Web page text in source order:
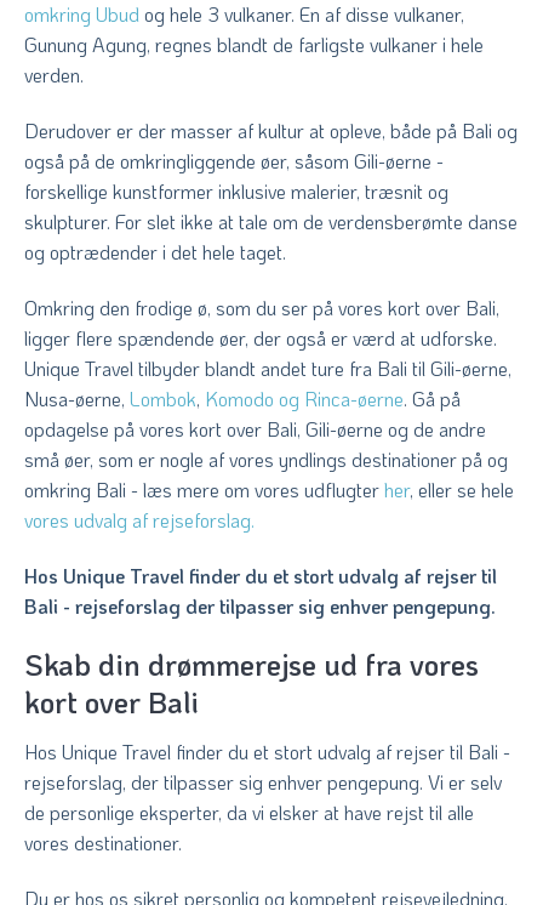
omkring Ubud og hele 3 vulkaner. En af disse vulkaner,
Gunung Agung, regnes blandt de farligste vulkaner i hele
verden.
Derudover er der masser af kultur at opleve, både på Bali og
også på de omkringliggende øer, såsom Gili-øerne -
forskellige kunstformer inklusive malerier, træsnit og
skulpturer. For slet ikke at tale om de verdensberømte danse
og optrædender i det hele taget.
Omkring den frodige ø, som du ser på vores kort over Bali,
ligger flere spændende øer, der også er værd at udforske.
Unique Travel tilbyder blandt andet ture fra Bali til Gili-øerne,
Nusa-øerne, Lombok, Komodo og Rinca-øerne. Gå på
opdagelse på vores kort over Bali, Gili-øerne og de andre
små øer, som er nogle af vores yndlings destinationer på og
omkring Bali - læs mere om vores udflugterher, eller se hele
vores udvalg af rejseforslag.
Hos Unique Travel finder du et stort udvalg af rejser til
Bali - rejseforslag der tilpasser sig enhver pengepung.
Skab din drømmerejse ud fra vores
kort over Bali
Hos Unique Travel finder du et stort udvalg af rejser til Bali -
rejseforslag, der tilpasser sig enhver pengepung. Vi er selv
de personlige eksperter, da vi elsker at have rejst til alle
vores destinationer.
Du er hos os sikret personlig og kompetent rejsevejledning,